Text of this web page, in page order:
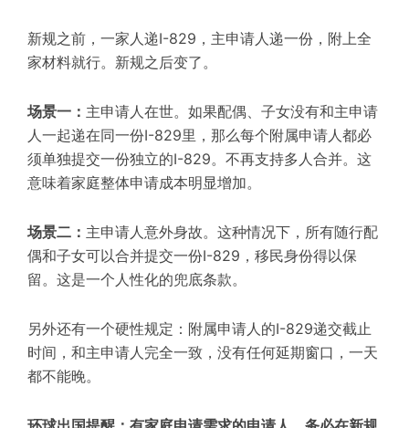
新规之前，一家人递I-829，主申请人递一份，附上全
家材料就行。新规之后变了。
场景一： 主申请人在世。如果配偶、子女没有和主申请
人一起递在同一份I-829里，那么每个附属申请人都必
须单独提交一份独立的I-829。 不再支持多人合并。这
意味着家庭整体申请成本明显增加。
场景二： 主申请人意外身故。这种情况下，所有随行配
偶和子女可以合并提交一份I-829，移民身份得以保
留。这是一个人性化的兜底条款。
另外还有一个硬性规定：附属申请人的I-829递交截止
时间，和主申请人完全一致，没有任何延期窗口，一天
都不能晚。